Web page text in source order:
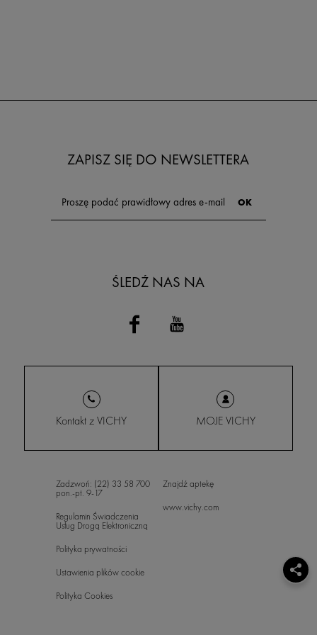
ZAPISZ SIĘ DO NEWSLETTERA
ŚLEDŹ NAS NA
Kontakt z VICHY MOJE VICHY
Zadzwoń: (22) 33 58 700
pon.-pt. 9-17
Regulamin Świadczenia
Usług Drogą Elektroniczną
Polityka prywatności
Ustawienia plików cookie
Polityka Cookies
Znajdź aptekę
www.vichy.com